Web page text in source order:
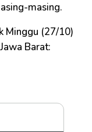
masing.
Minggu (27/10)
Barat: